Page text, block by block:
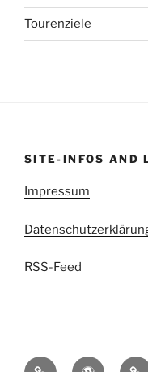
Tourenziele
SITE-INFOS AND
Impressum
RSS-Feed
kettenritzel.cc Mit